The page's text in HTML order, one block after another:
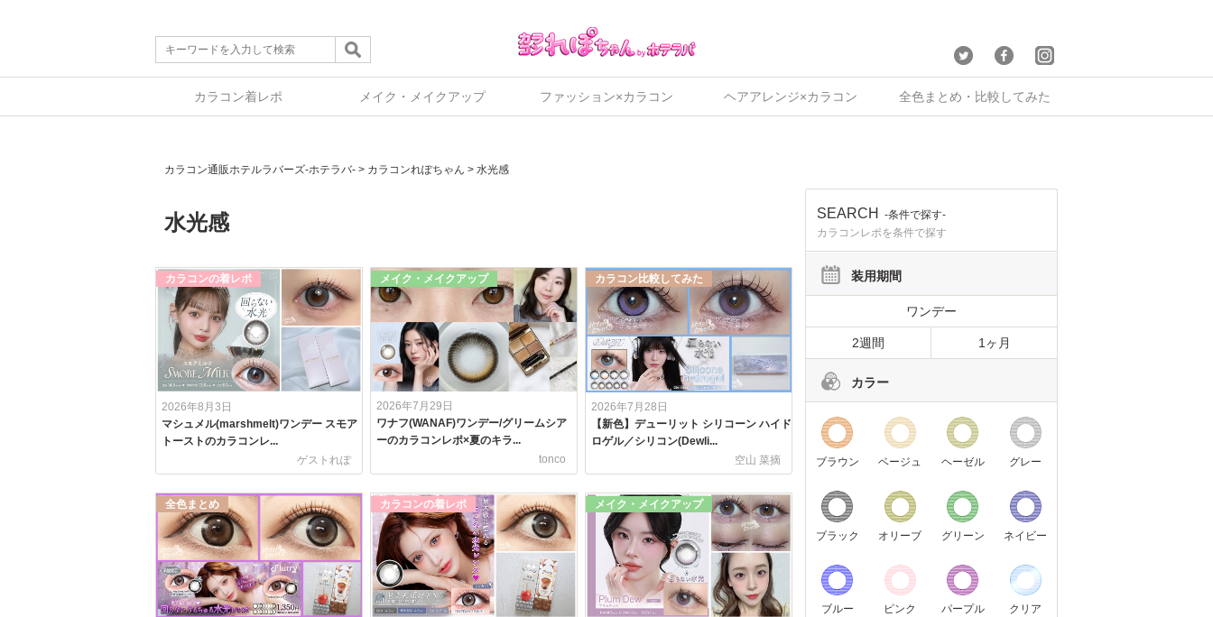
カラコン着レポ メイク・メイクアップ ファッション×カラコン ヘアアレンジ×カラコン 全色まとめ・比較してみた
カラコン通販ホテルラバーズ-ホテラバ- > カラコンれぽちゃん > 水光感
水光感
カラコンの着レポ
2026年8月3日
マシュメル(marshmelt)ワンデー スモア
トーストのカラコンレ...
ゲストれぽ
メイク・メイクアップ
2026年7月29日
ワナフ(WANAF)ワンデー/グリームシア
ーのカラコンレポ×夏のキラ...
tonco
カラコン比較してみた
2026年7月28日
【新色】デューリット シリコーン ハイド
ロゲル／シリコン(Dewli...
空山 菜摘
全色まとめ カラコンの着レポ メイク・メイクアップ
SEARCH
-条件で探す-
カラコンレポを条件で探す
装用期間
ワンデー
2週間 1ヶ月
カラー
ブラウン ベージュ ヘーゼル グレー
ブラック オリーブ グリーン ネイビー
ブルー ピンク パープル クリア